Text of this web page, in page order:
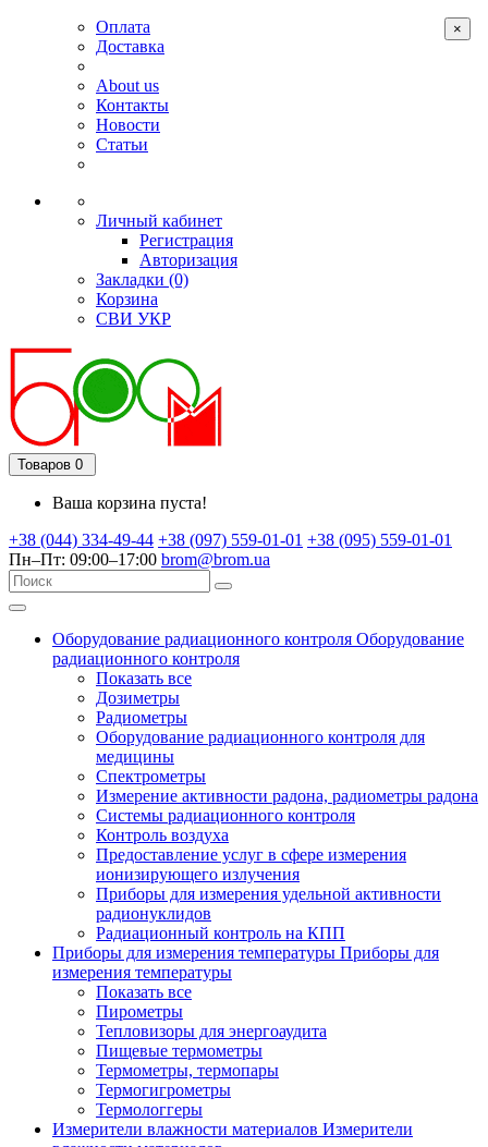
Оплата
Доставка
About us
Контакты
Новости
Статьи
Личный кабинет
Регистрация
Авторизация
Закладки (0)
Корзина
СВИ УКР
Товаров 0
Ваша корзина пуста!
+38 (044) 334-49-44 +38 (097) 559-01-01 +38 (095) 559-01-01
Пн–Пт: 09:00–17:00 brom@brom.ua
Оборудование радиационного контроля Оборудование
радиационного контроля
Показать все
Дозиметры
Радиометры
Оборудование радиационного контроля для
медицины
Спектрометры
Измерение активности радона, радиометры радона
Системы радиационного контроля
Контроль воздуха
Предоставление услуг в сфере измерения
ионизирующего излучения
Приборы для измерения удельной активности
радионуклидов
Радиационный контроль на КПП
Приборы для измерения температуры Приборы для
измерения температуры
Показать все
Пирометры
Тепловизоры для энергоаудита
Пищевые термометры
Термометры, термопары
Термогигрометры
Термологгеры
Измерители влажности материалов Измерители
×